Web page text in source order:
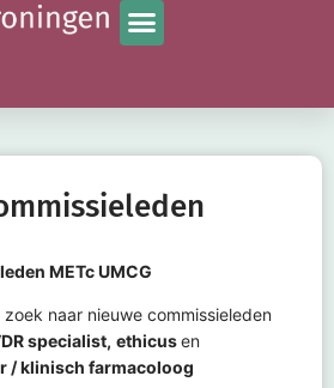
METc UMCG
zoek naar nieuwe commissieleden
specialist, ethicusen
/ klinisch farmacoloog